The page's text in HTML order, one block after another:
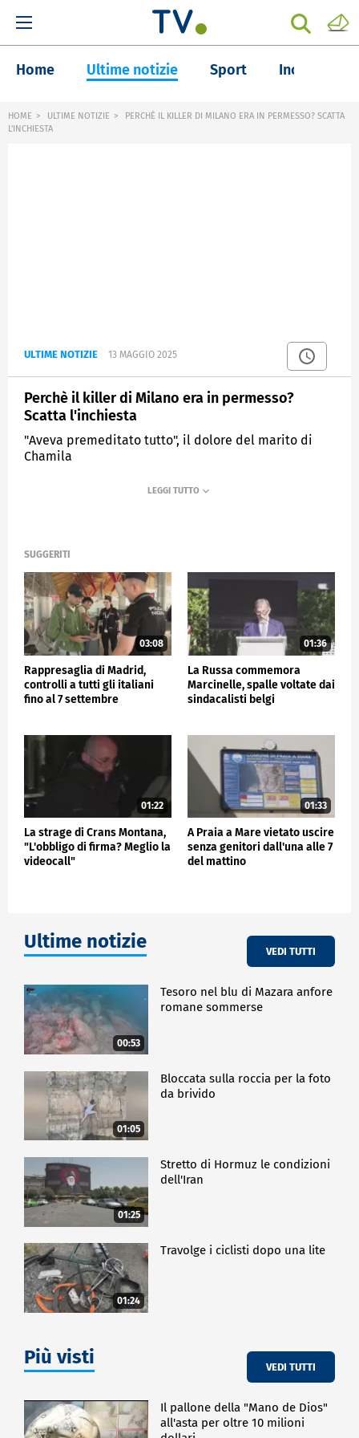
Home Ultime notizie Sport Inchieste
HOME ULTIME NOTIZIE
PERCHÈ IL KILLER DI MILANO ERA IN PERMESSO? SCATTA
L'INCHIESTA
ULTIME NOTIZIE 13 MAGGIO 2025
Perchè il killer di Milano era in permesso?
Scatta l'inchiesta
"Aveva premeditato tutto", il dolore del marito di
Chamila
SUGGERITI
03:08
Rappresaglia di Madrid,
controlli a tutti gli italiani
fino al 7 settembre
01:36
La Russa commemora
Marcinelle, spalle voltate dai
sindacalisti belgi
01:22
La strage di Crans Montana,
"L'obbligo di firma? Meglio la
videocall"
01:33
A Praia a Mare vietato uscire
senza genitori dall'una alle 7
del mattino
Ultime notizie VEDI TUTTI
00:53
Tesoro nel blu di Mazara anfore
romane sommerse
01:05
Bloccata sulla roccia per la foto
da brivido
01:25
Stretto di Hormuz le condizioni
dell'Iran
01:24
Travolge i ciclisti dopo una lite
Più visti VEDI TUTTI
Il pallone della "Mano de Dios"
all'asta per oltre 10 milioni